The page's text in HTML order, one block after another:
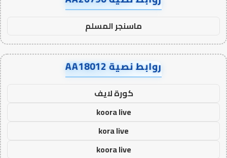
ماسنجر المسلم
روابط نصية AA18012
كورة لايف
koora live
kora live
koora live